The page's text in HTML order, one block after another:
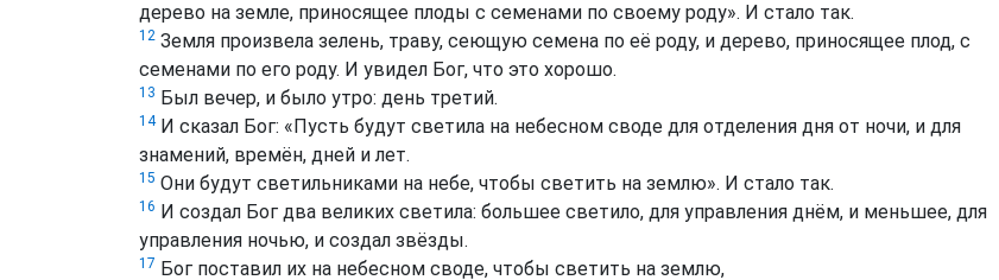
дерево на земле, приносящее плоды с семенами по своему роду». И стало так.
12 Земля произвела зелень, траву, сеющую семена по её роду, и дерево, приносящее плод, с
семенами по его роду. И увидел Бог, что это хорошо.
13 Был вечер, и было утро: день третий.
14И сказал Бог: «Пусть будут светила на небесном своде для отделения дня от ночи, и для
знамений, времён, дней и лет.
15 Они будут светильниками на небе, чтобы светить на землю». И стало так.
16 И создал Бог два великих светила: большее светило, для управления днём, и меньшее, для
управления ночью, и создал звёзды.
17 Бог поставил их на небесном своде, чтобы светить на землю,